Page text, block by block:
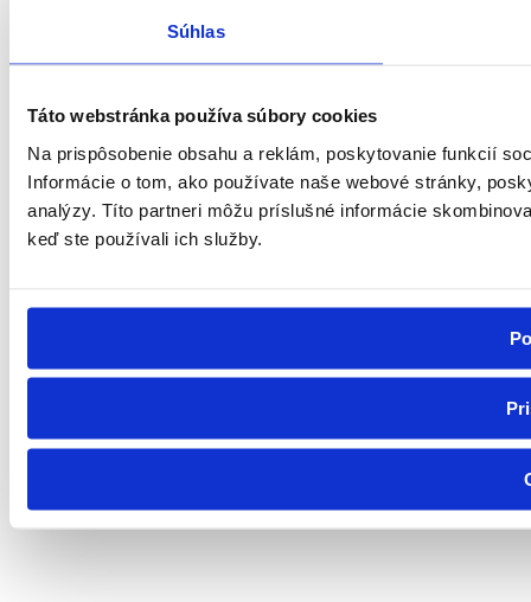
Súhlas
Táto webstránka používa súbory cookies
Na prispôsobenie obsahu a reklám, poskytovanie funkcií
Informácie o tom, ako používate naše webové stránky,
analýzy. Títo partneri môžu príslušné informácie
keď ste používali ich služby.